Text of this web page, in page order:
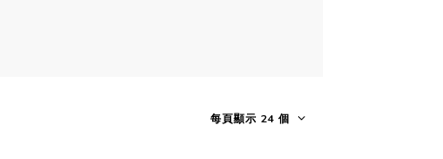
每頁顯示 24 個